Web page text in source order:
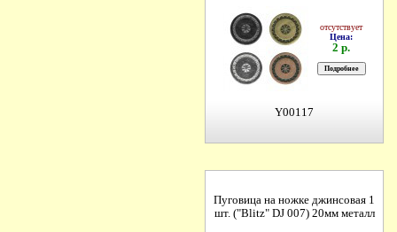
отсутствует
Цена:
2 р.
Y00117
Пуговица на ножке джинсовая 1
шт. ("Blitz" DJ 007) 20мм металл